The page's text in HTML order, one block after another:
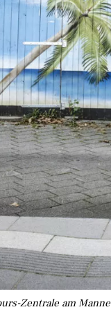
Zentrale am